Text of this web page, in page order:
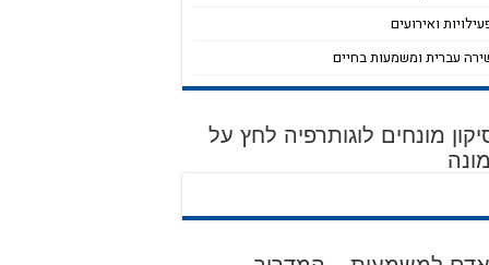
ואירועים
עברית ומשמעות בחיים
מונחים לוגותרפיה לחץ על